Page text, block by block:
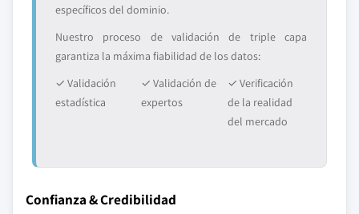
específicos del dominio.
Nuestro proceso de validación de triple capa
garantiza la máxima fiabilidad de los datos:
✓ Validación
estadística
✓ Validación de
expertos
✓ Verificación
de la realidad
del mercado
Confianza & Credibilidad